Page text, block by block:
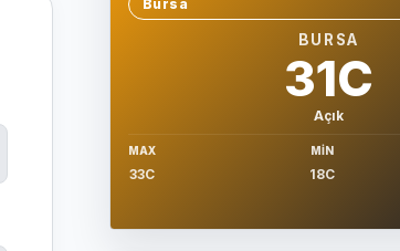
Sehir sec
BURSA
31C
Açık
MAX
33C
MIN
18C